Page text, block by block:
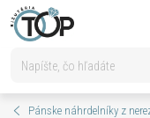
Prejsť
na
Pánske náhrdelníky z